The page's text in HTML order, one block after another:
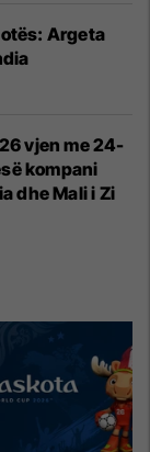
Argeta
vjen me 24-
kompani
dhe Mali i Zi